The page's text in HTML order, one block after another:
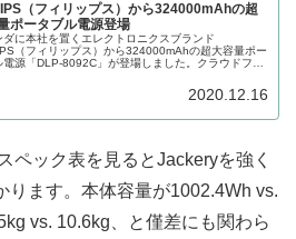
（フィリップス）から324000mAhの超
ポータブル電源登場
ダに本社を置くエレクトロニクスブランド
（フィリップス）から324000mAhの超大容量ポー
電源「DLP-8092C」が登場しました。クラウドファ
2020.12.16
ペック表を見るとJackeryを強く
ります。本体容量が1002.4Wh vs.
vs. 10.6kg、と僅差にも関わら